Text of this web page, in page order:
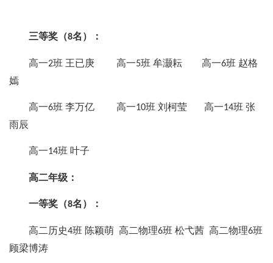
三等奖（8名）：
高一2班 王已庚 高一5班 牟灏耘 高一6班 赵格
嫣
高一6班 李万亿 高一10班 刘柯莹 高一14班 张
雨辰
高一14班 叶子
高二年级：
一等奖（8名）：
高二历史4班 陈颖萌 高二物理6班 松弋茜 高二物理6班
顾梁博涛